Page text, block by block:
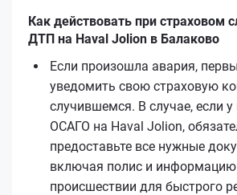
Как действовать при страховом
ДТП на Haval Jolion в Балаково
Если произошла авария,
уведомить свою страховую
случившемся. В случае, если
ОСАГО на Haval Jolion,
предоставьте все нужные
включая полис и
происшествии для быстрого